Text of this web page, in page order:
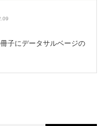
子にデータサルベージの